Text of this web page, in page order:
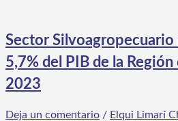
Sector Silvoagropecuario
5,7% del PIB de la Región
2023
Deja un comentario / Elqui Limarí